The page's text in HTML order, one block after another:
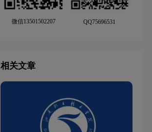
微信13501502207 QQ75696531
相关文章